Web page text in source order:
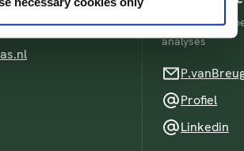
Biomonitoring
analyses
ProfielProfiel
Linkedin
Linkedin